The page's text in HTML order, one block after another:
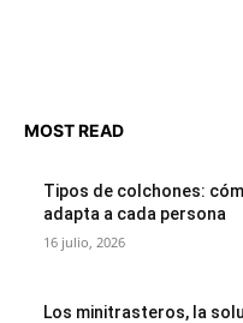
MOST READ
Tipos de colchones:
adapta a cada persona
16 julio, 2026
Los minitrasteros, la